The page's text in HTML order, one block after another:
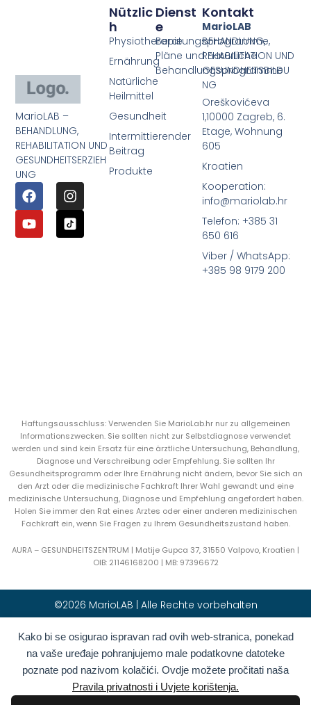
Kako bi se osigurao ispravan rad ovih web-stranica, ponekad
na vaše uređaje pohranjujemo male podatkovne datoteke
poznate pod nazivom kolačići. Ovdje možete pročitati naša
Pravila privatnosti i Uvjete korištenja.
MarioLAB –
BEHANDLUNG,
REHABILITATION UND
GESUNDHEITSERZIEH
UNG
Dienst
E
Beratungsprogramme,
Pläne und natürliche
Behandlungsprogramme
Nützlic
H
Physiotherapie
Ernährung
Natürliche
Heilmittel
Gesundheit
Intermittierender
Beitrag
Produkte
Kontakt
MarioLAB
BEHANDLUNG,
REHABILITATION UND
GESUNDHEITSBILDU
NG
Oreškovićeva
1,10000 Zagreb, 6.
Etage, Wohnung
605
Kroatien
Kooperation:
info@mariolab.hr
Telefon: +385 31
650 616
Viber / WhatsApp:
+385 98 9179 200
Haftungsausschluss: Verwenden Sie MarioLab.hr nur zu allgemeinen
Informationszwecken. Sie sollten nicht zur Selbstdiagnose verwendet
werden und sind kein Ersatz für eine ärztliche Untersuchung, Behandlung,
Diagnose und Verschreibung oder Empfehlung. Sie sollten Ihr
Gesundheitsprogramm oder Ihre Ernährung nicht ändern, bevor Sie sich an
den Arzt oder die medizinische Fachkraft Ihrer Wahl gewandt und eine
medizinische Untersuchung, Diagnose und Empfehlung angefordert haben.
Holen Sie immer den Rat eines Arztes oder einer anderen medizinischen
Fachkraft ein, wenn Sie Fragen zu Ihrem Gesundheitszustand haben.
AURA – GESUNDHEITSZENTRUM | Matije Gupca 37, 31550 Valpovo, Kroatien |
OIB: 21146168200 | MB: 97396672
©2026 MarioLAB | Alle Rechte vorbehalten
Hrvatski(Kroatisch) English(Englisch)
Deutsch
Polski (Polnisch)
Română(Rumänisch) Italiano( Italienisch)
Български(Bulgarisch) Français(Französisch)